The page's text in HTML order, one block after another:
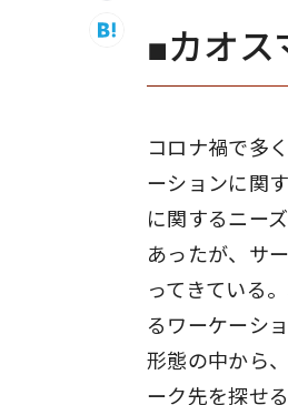
■カオス
コロナ禍で多
ーションに関
に関するニー
あったが、サ
ってきている
るワーケーシ
形態の中から
ーク先を探せ